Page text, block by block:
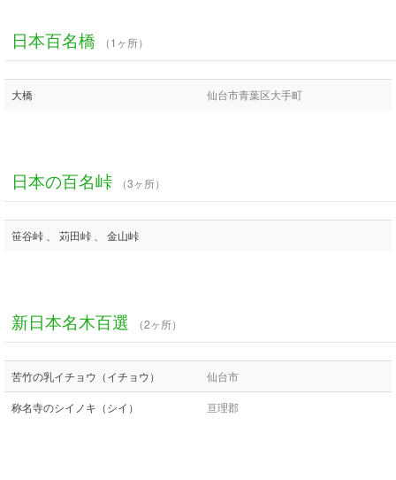
日本百名橋 （1ヶ所）
大橋 仙台市青葉区大手町
日本の百名峠 （3ヶ所）
笹谷峠 、 苅田峠 、 金山峠
新日本名木百選 （2ヶ所）
苦竹の乳イチョウ（イチョウ） 仙台市
称名寺のシイノキ（シイ） 亘理郡